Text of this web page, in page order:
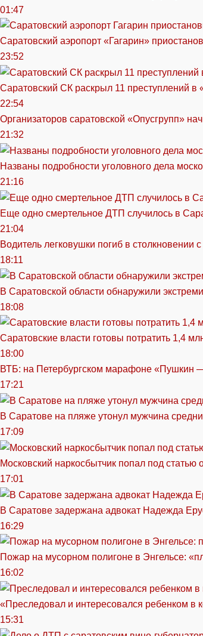
01:47
Саратовский аэропорт «Гагарин»
23:52
Саратовский СК раскрыл 11 преступлений
22:54
Организаторов саратовской «Опусгрупп»
21:32
Названы подробности уголовного дела
21:16
Еще одно смертельное ДТП случилось в
21:04
Водитель легковушки погиб в столкновении
18:11
В Саратовской области обнаружили
18:08
Саратовские власти готовы потратить 1,4
18:00
ВТБ: на Петербургском марафоне «Пушкин
17:21
В Саратове на пляже утонул мужчина
17:09
Московский наркосбытчик попал под
17:01
В Саратове задержана адвокат Надежда
16:29
Пожар на мусорном полигоне в Энгельсе:
16:02
«Преследовал и интересовался ребенком в
15:31